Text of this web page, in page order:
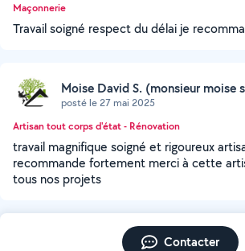
Maçonnerie
Travail soigné respect du délai je
Moise David S. (monsieur moise
posté le 27 mai 2025
Artisan tout corps d'état - Rénovation
travail magnifique soigné et rigoureux
recommande fortement merci à cette
tous nos projets
Contacter